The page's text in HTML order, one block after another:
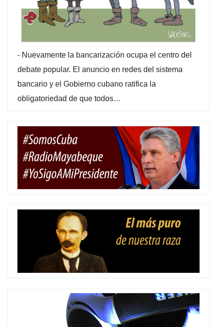
- Nuevamente la bancarización ocupa el centro del
debate popular. El anuncio en redes del sistema
bancario y el Gobierno cubano ratifica la
obligatoriedad de que todos…